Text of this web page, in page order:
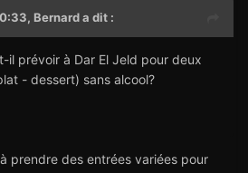
Bernarda dit :
il prévoir à Dar El Jeld pour deux
- dessert) sans alcool?
prendre des entrées variées pour